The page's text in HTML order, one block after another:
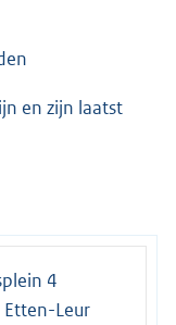
en zijn laatst
4
Leur